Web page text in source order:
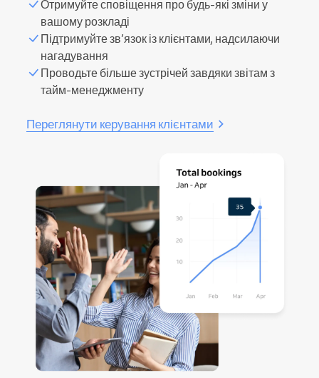
Отримуйте сповіщення про будь-які зміни у
вашому розкладі
Підтримуйте зв’язок із клієнтами, надсилаючи
нагадування
Проводьте більше зустрічей завдяки звітам з
тайм-менеджменту
Переглянути керування клієнтами